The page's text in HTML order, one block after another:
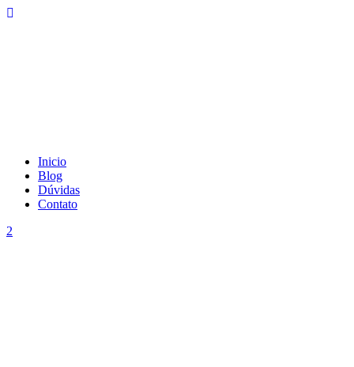
Inicio
Blog
Dúvidas
Contato